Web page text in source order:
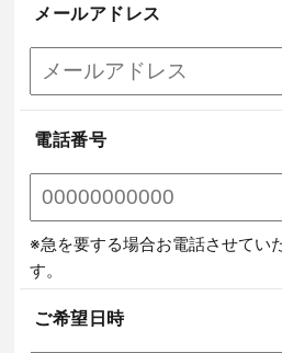
メールアドレス
電話番号
※急を要する場合お電話させてい
す。
ご希望日時